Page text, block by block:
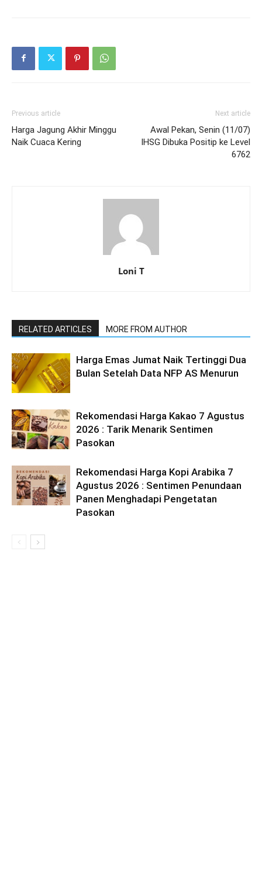
Previous article
Harga Jagung Akhir Minggu
Naik Cuaca Kering
Next article
Awal Pekan, Senin (11/07)
IHSG Dibuka Positip ke Level
6762
Loni T
RELATED ARTICLES MORE FROM AUTHOR
Harga Emas Jumat Naik Tertinggi Dua
Bulan Setelah Data NFP AS Menurun
Rekomendasi Harga Kakao 7 Agustus
2026 : Tarik Menarik Sentimen
Pasokan
Rekomendasi Harga Kopi Arabika 7
Agustus 2026 : Sentimen Penundaan
Panen Menghadapi Pengetatan
Pasokan